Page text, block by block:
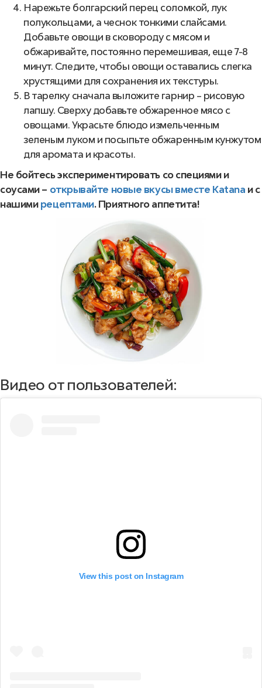
Нарежьте болгарский перец соломкой, лук
полукольцами, а чеснок тонкими слайсами.
Добавьте овощи в сковороду с мясом и
обжаривайте, постоянно перемешивая, еще 7-8
минут. Следите, чтобы овощи оставались слегка
хрустящими для сохранения их текстуры.
В тарелку сначала выложите гарнир – рисовую
лапшу. Сверху добавьте обжаренное мясо с
овощами. Украсьте блюдо измельченным
зеленым луком и посыпьте обжаренным кунжутом
для аромата и красоты.
Не бойтесь экспериментировать со специями и
соусами – открывайте новые вкусы вместе Katana и с
нашими рецептами. Приятного аппетита!
Видео от пользователей:
View this post on Instagram